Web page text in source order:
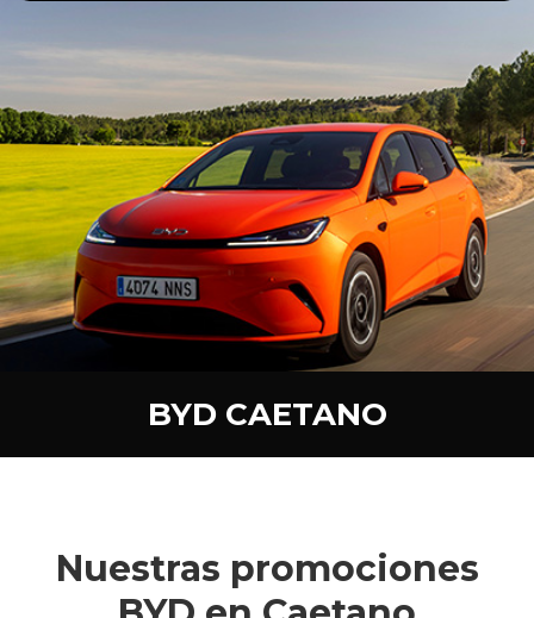
BYD CAETANO
Nuestras promociones